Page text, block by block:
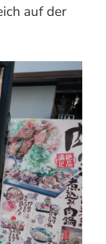
auf der